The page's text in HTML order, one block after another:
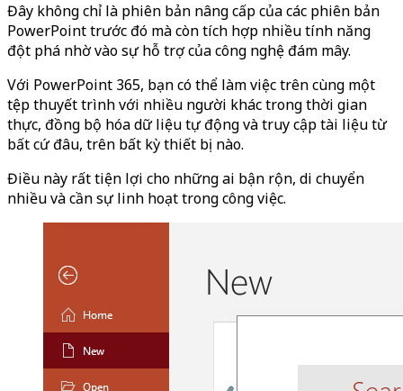
Đây không chỉ là phiên bản nâng cấp của các phiên bản
PowerPoint trước đó mà còn tích hợp nhiều tính năng
đột phá nhờ vào sự hỗ trợ của công nghệ đám mây.
Với PowerPoint 365, bạn có thể làm việc trên cùng một
tệp thuyết trình với nhiều người khác trong thời gian
thực, đồng bộ hóa dữ liệu tự động và truy cập tài liệu từ
bất cứ đâu, trên bất kỳ thiết bị nào.
Điều này rất tiện lợi cho những ai bận rộn, di chuyển
nhiều và cần sự linh hoạt trong công việc.